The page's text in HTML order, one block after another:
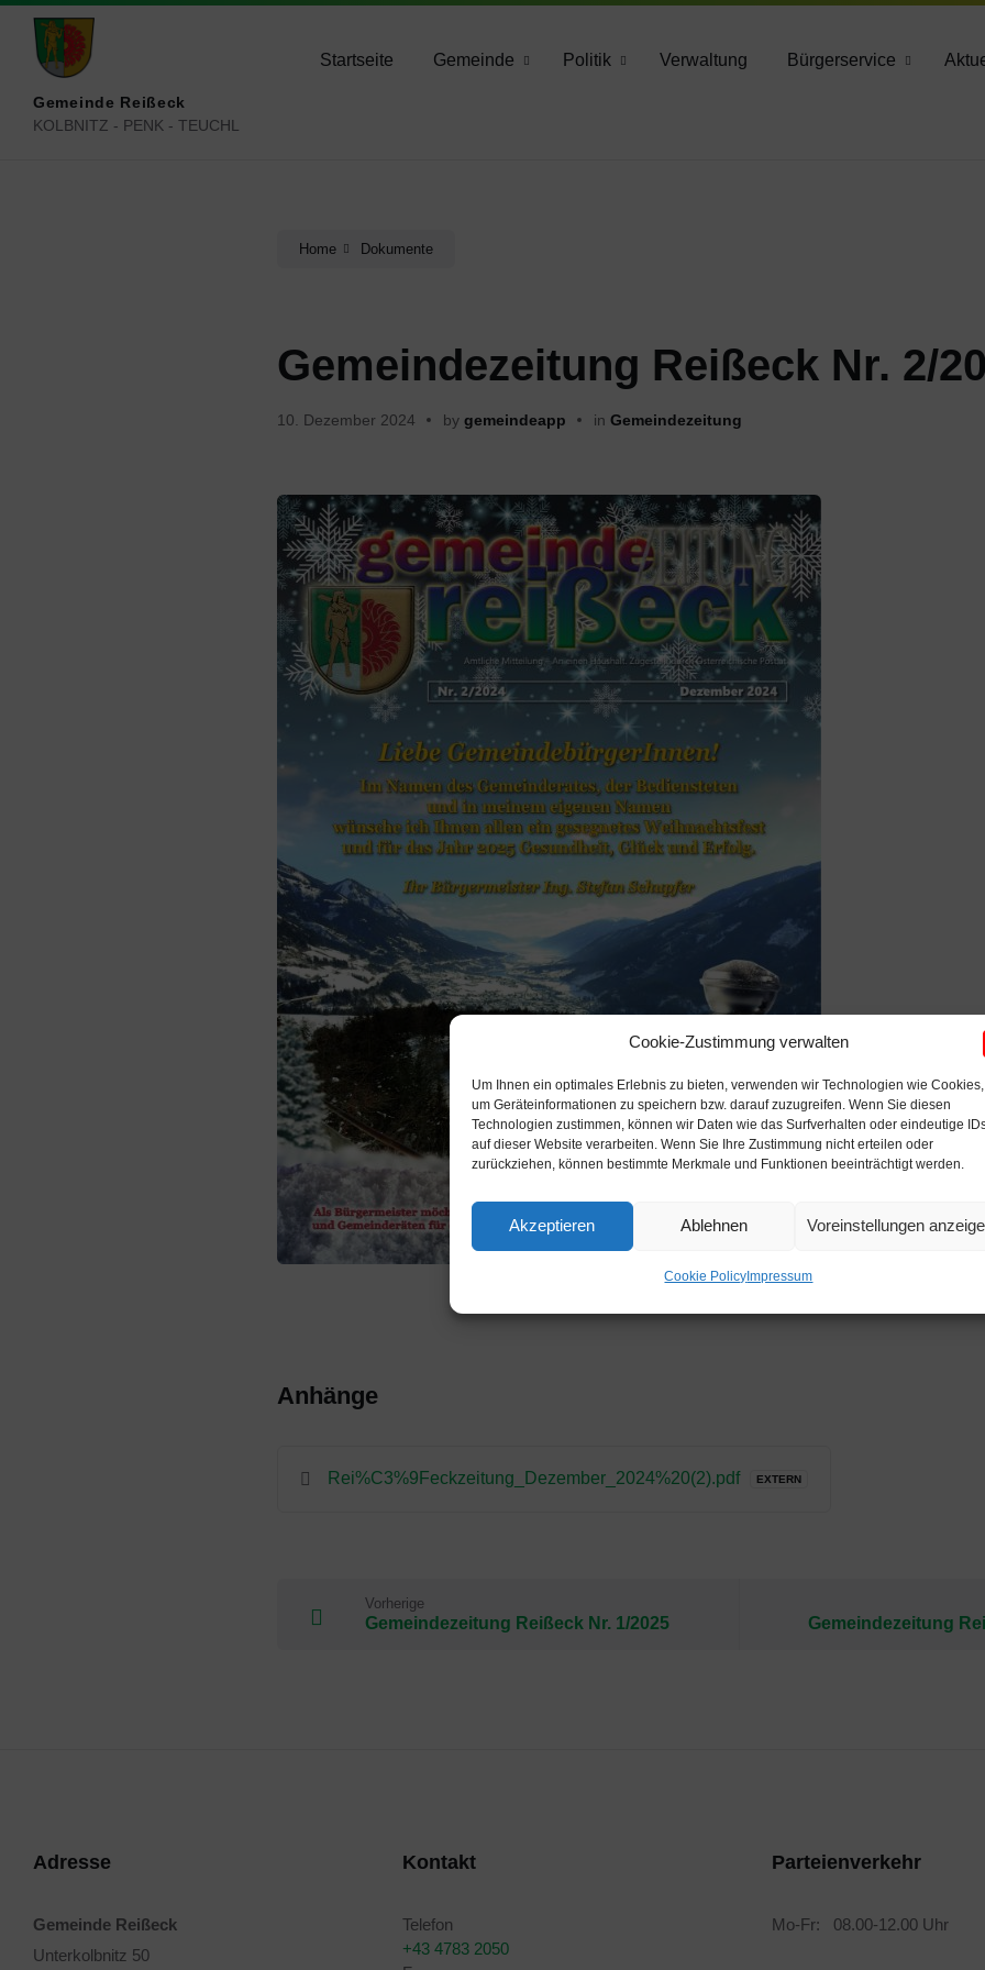
Cookie-Zustimmung verwalten
Um Ihnen ein optimales Erlebnis zu bieten, verwenden wir Technologien wie Cookies,
um Geräteinformationen zu speichern bzw. darauf zuzugreifen. Wenn Sie diesen
Technologien zustimmen, können wir Daten wie das Surfverhalten oder eindeutige
auf dieser Website verarbeiten. Wenn Sie Ihre Zustimmung nicht erteilen oder
zurückziehen, können bestimmte Merkmale und Funktionen beeinträchtigt werden.
Akzeptieren Ablehnen Voreinstellungen
Cookie PolicyImpressum
Skip
content
Skip
main
navigation
Skip
footer
reisseck@ktn.gde.at
Gemeinde Reißeck
KOLBNITZ - PENK - TEUCHL
Startseite Gemeinde Politik Verwaltung Bürgerservice
Home Dokumente
Gemeindezeitung Reißeck Nr. 2/
10. Dezember 2024 by gemeindeapp in Gemeindezeitung
Anhänge
Rei%C3%9Feckzeitung_Dezember_2024%20(2).pdf EXTERN
Vorherige
Gemeindezeitung Reißeck Nr. 1/2025 Gemeindezeitung
Adresse
Gemeinde Reißeck
Unterkolbnitz 50
Kontakt
Telefon
+43 4783 2050
Parteienverkehr
Mo-Fr: 08.00-12.00 Uhr